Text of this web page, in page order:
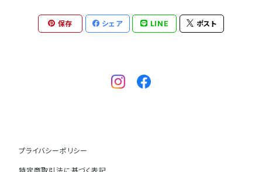
保存 シェア LINE ポスト
プライバシーポリシー